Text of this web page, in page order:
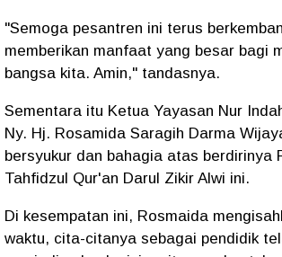
"Semoga pesantren ini terus
memberikan manfaat yang besar bagi
bangsa kita. Amin," tandasnya.
Sementara itu Ketua Yayasan Nur
Ny. Hj. Rosamida Saragih Darma
bersyukur dan bahagia atas berdirinya
Tahfidzul Qur'an Darul Zikir Alwi ini.
Di kesempatan ini, Rosmaida
waktu, cita-citanya sebagai pendidik